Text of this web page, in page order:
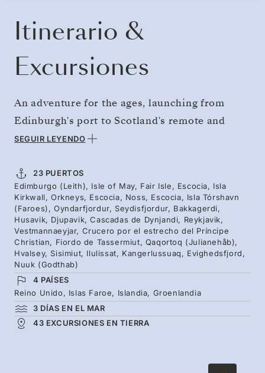
Itinerario &
Excursiones
An adventure for the ages, launching from
Edinburgh's port to Scotland's remote and
scenic archipelagos. The northward trajectory
rock formations of the Faroe Islands, and on to
the reaching fjords and whale waters of
Iceland. Anticipation builds throughout, before
a finale exploring Greenland's immense glacial
fjords, Norse ruins, and great ice-filled bays.
SEGUIR LEYENDO
23 PUERTOS
Edimburgo (Leith), Isle of May, Fair Isle, Escocia, Isla
Kirkwall, Orkneys, Escocia, Noss, Escocia, Isla Tórshavn
(Faroes), Oyndarfjordur, Seydisfjordur, Bakkagerdi,
Husavik, Djupavik, Cascadas de Dynjandi, Reykjavik,
Vestmannaeyjar, Crucero por el estrecho del Príncipe
Christian, Fiordo de Tassermiut, Qaqortoq (Julianehåb),
Hvalsey, Sisimiut, Ilulissat, Kangerlussuaq, Evighedsfjord,
Nuuk (Godthab)
4 PAÍSES
Reino Unido, Islas Faroe, Islandia, Groenlandia
3 DÍAS EN EL MAR
43 EXCURSIONES EN TIERRA